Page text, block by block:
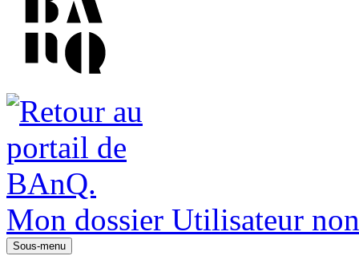
Mon dossier Utilisateur
Sous-menu